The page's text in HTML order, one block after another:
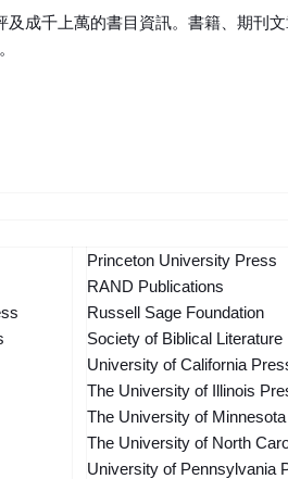
成千上萬的書目資訊。書籍、期刊
Princeton University Press
RAND Publications
Russell Sage Foundation
Society of Biblical Literature
University of California
The University of Illinois
The University of
The University of North
University of Pennsylvania